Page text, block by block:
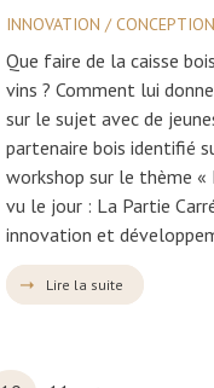
INNOVATION / CONCEPTION
Que faire de la caisse
vins ? Comment lui
sur le sujet avec de
partenaire bois identifié
workshop sur le thème «
vu le jour : La Partie
innovation et
Lire la suite